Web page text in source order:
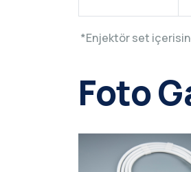
*Enjektör set
Foto